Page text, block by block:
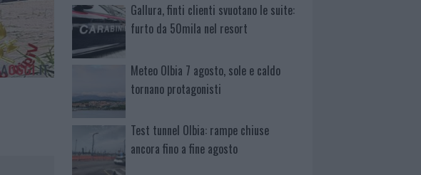
Gallura, finti clienti svuotano le suite:
furto da 50mila nel resort
Meteo Olbia 7 agosto, sole e caldo
tornano protagonisti
Test tunnel Olbia: rampe chiuse
ancora fino a fine agosto